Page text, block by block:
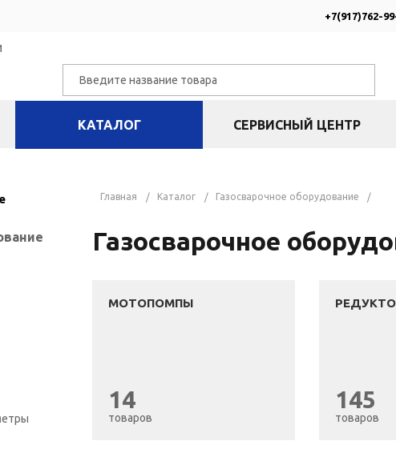
+7(917)762-
КАТАЛОГ СЕРВИСНЫЙ ЦЕНТР
Главная Каталог Газосварочное оборудование
Газосварочное
МОТОПОМПЫ
14
товаров
145
товаров